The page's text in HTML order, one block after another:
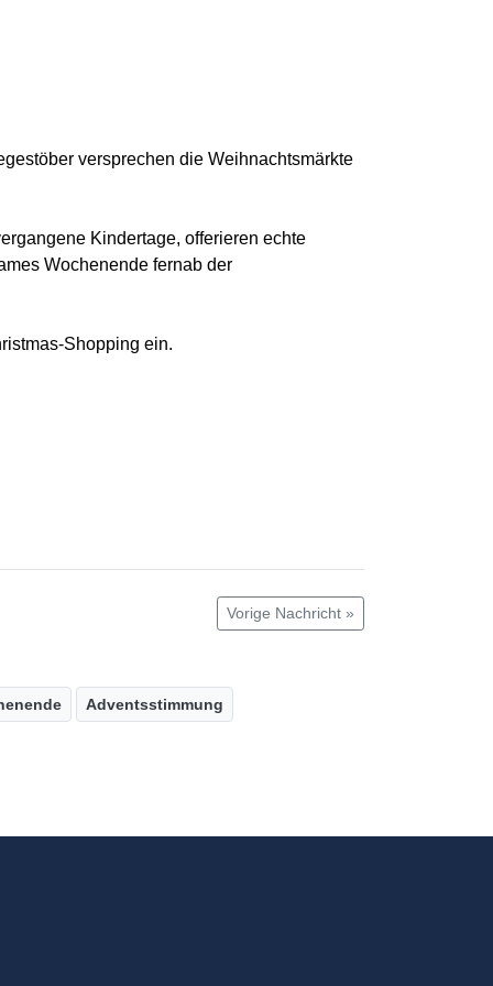
versprechen die Weihnachtsmärkte
Kindertage, offerieren echte
Wochenende fernab der
Shopping ein.
Vorige Nachricht »
Adventsstimmung